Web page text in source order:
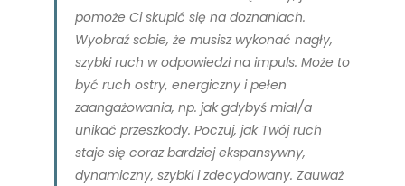
pomoże Ci skupić się na doznaniach.
Wyobraź sobie, że musisz wykonać nagły,
szybki ruch w odpowiedzi na impuls. Może to
być ruch ostry, energiczny i pełen
zaangażowania, np. jak gdybyś miał/a
unikać przeszkody. Poczuj, jak Twój ruch
staje się coraz bardziej ekspansywny,
dynamiczny, szybki i zdecydowany. Zauważ